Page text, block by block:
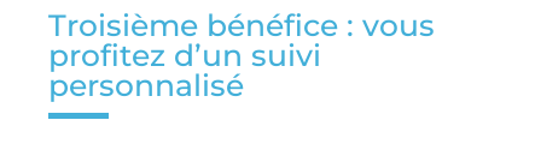
Troisième bénéfice : vous
profitez d’un suivi
personnalisé